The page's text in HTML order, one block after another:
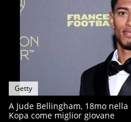
Getty
A Jude Bellingham, 18mo
Kopa come miglior giovane